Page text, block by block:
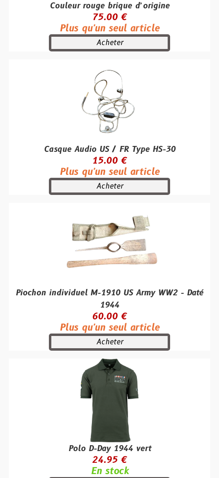
Couleur rouge brique d’origine
75.00 €
Plus qu'un seul article
Acheter
Casque Audio US / FR Type HS-30
15.00 €
Plus qu'un seul article
Acheter
Piochon individuel M-1910 US Army WW2 - Daté
1944
60.00 €
Plus qu'un seul article
Acheter
Polo D-Day 1944 vert
24.95 €
En stock